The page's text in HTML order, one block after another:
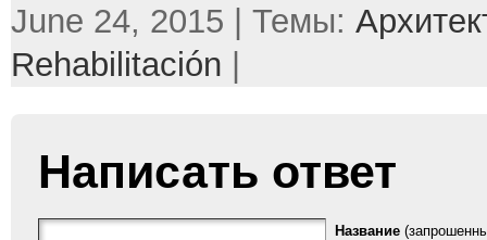
June 24, 2015 | Темы:
Rehabilitación |
Написать ответ
Название